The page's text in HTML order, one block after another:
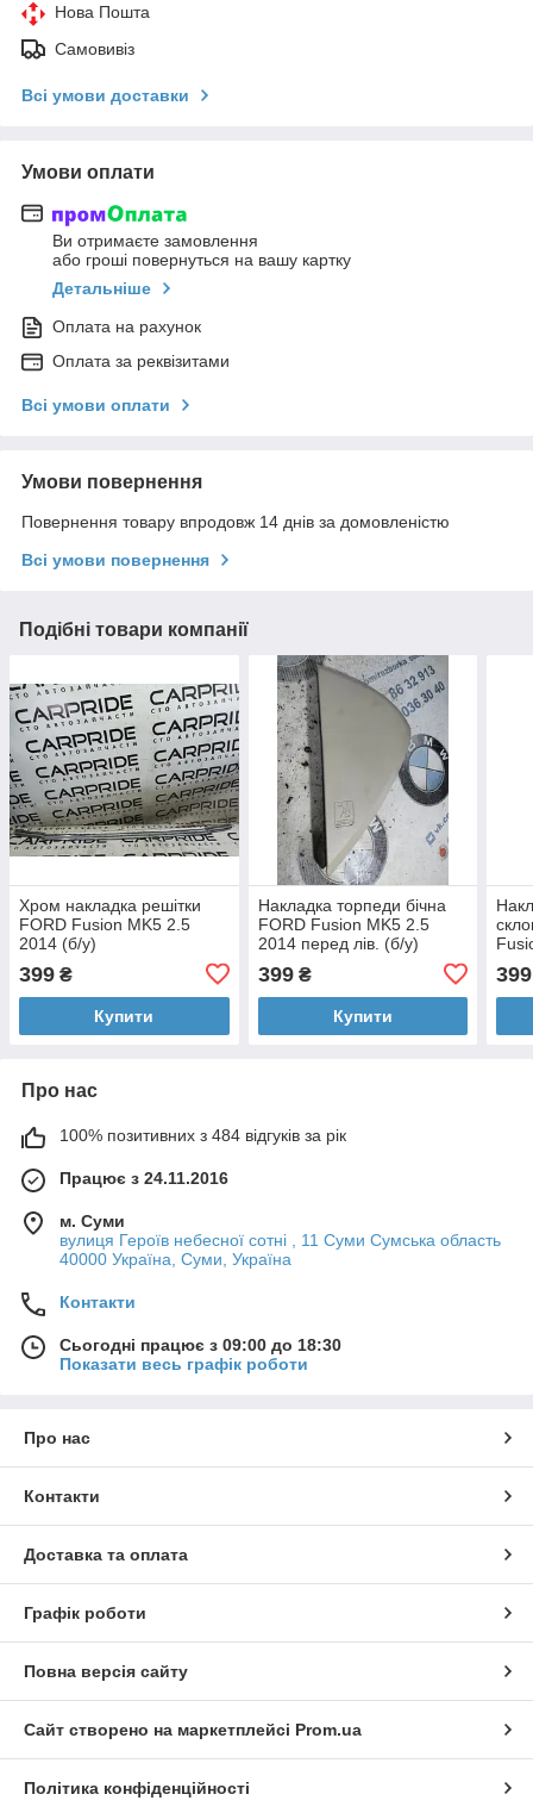
Нова Пошта
Самовивіз
Всі умови доставки
Умови оплати
Ви отримаєте замовлення
або гроші повернуться на вашу картку
Детальніше
Оплата на рахунок
Оплата за реквізитами
Всі умови оплати
Умови повернення
Повернення товару впродовж 14 днів за домовленістю
Всі умови повернення
Подібні товари компанії
Хром накладка решітки
FORD Fusion MK5 2.5
2014 (б/у)
399 ₴
Купити
Накладка торпеди бічна
FORD Fusion MK5 2.5
2014 перед лів. (б/у)
399₴
Купити
399
Про нас
100% позитивних з 484 відгуків за рік
Працює з 24.11.2016
м. Суми
вулиця Героїв небесної сотні , 11 Суми Сумська область
40000 Україна, Суми, Україна
Контакти
Сьогодні працює з 09:00 до 18:30
Показати весь графік роботи
Про нас
Контакти
Доставка та оплата
Графік роботи
Повна версія сайту
Сайт створено на маркетплейсі Prom.ua
Політика конфіденційності